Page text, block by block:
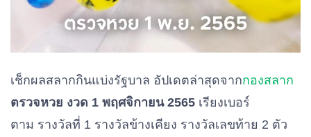
เช็กผลสลากกินแบ่งรัฐบาล อัปเดตล่าสุดจากกองสลาก
ตรวจหวย งวด 1 พฤศจิกายน 2565 เรียงเบอร์
ตาม รางวัลที่ 1 รางวัลข้างเคียง รางวัลเลขท้าย 2 ตัว